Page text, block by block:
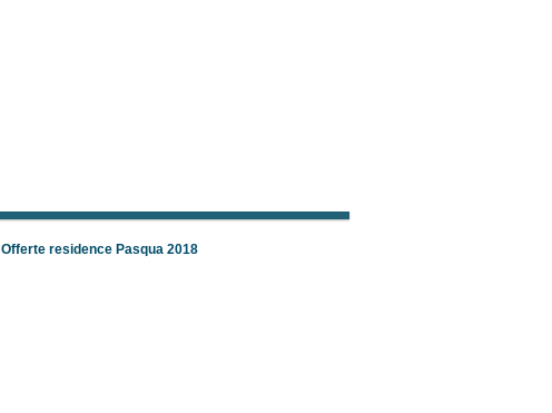
Offerte residence Pasqua 2018